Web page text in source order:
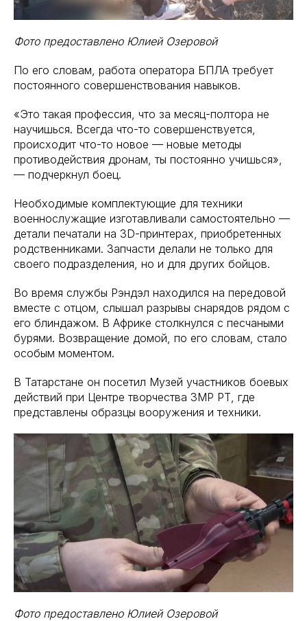
Фото предоставлено Юлией Озеровой
По его словам, работа оператора БПЛА требует
постоянного совершенствования навыков.
«Это такая профессия, что за месяц-полтора не
научишься. Всегда что-то совершенствуется,
происходит что-то новое — новые методы
противодействия дронам, ты постоянно учишься»,
— подчеркнул боец.
Необходимые комплектующие для техники
военнослужащие изготавливали самостоятельно —
детали печатали на 3D-принтерах, приобретенных
родственниками. Запчасти делали не только для
своего подразделения, но и для других бойцов.
Во время службы Рэндэл находился на передовой
вместе с отцом, слышал разрывы снарядов рядом с
его блиндажом. В Африке столкнулся с песчаными
бурями. Возвращение домой, по его словам, стало
особым моментом.
В Татарстане он посетил Музей участников боевых
действий при Центре творчества ЗМР РТ, где
представлены образцы вооружения и техники.
Фото предоставлено Юлией Озеровой